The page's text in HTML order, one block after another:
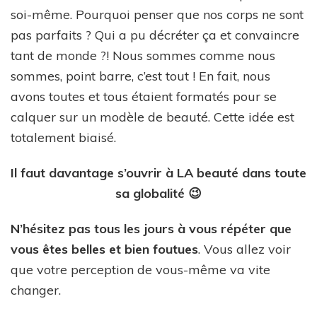
soi-même. Pourquoi penser que nos corps ne sont
pas parfaits ? Qui a pu décréter ça et convaincre
tant de monde ?! Nous sommes comme nous
sommes, point barre, c’est tout ! En fait, nous
avons toutes et tous étaient formatés pour se
calquer sur un modèle de beauté. Cette idée est
totalement biaisé.
Il faut davantage s’ouvrir à LA beauté dans toute
sa globalité 😉
N’hésitez pas tous les jours à vous répéter que
vous êtes belles et bien foutues. Vous allez voir
que votre perception de vous-même va vite
changer.